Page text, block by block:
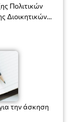
Πολιτικών
Διοικητικών
την άσκηση